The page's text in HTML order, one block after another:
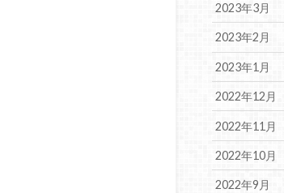
2023年3月
2023年2月
2023年1月
2022年12月
2022年11月
2022年10月
2022年9月